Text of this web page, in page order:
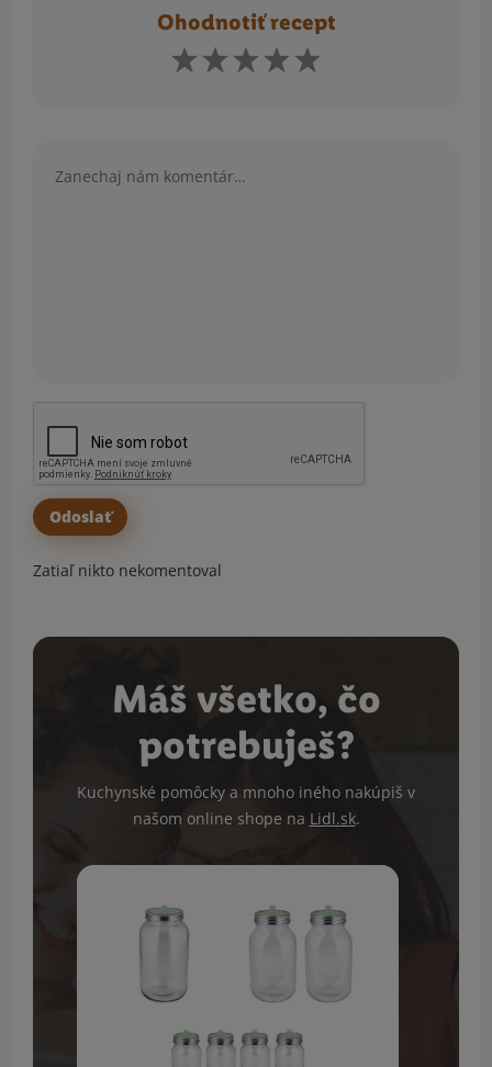
Ohodnotiť recept
Zatiaľ nikto nekomentoval
Máš všetko, čo
potrebuješ?
Kuchynské pomôcky a mnoho iného nakúpiš v
našom online shope na Lidl.sk.